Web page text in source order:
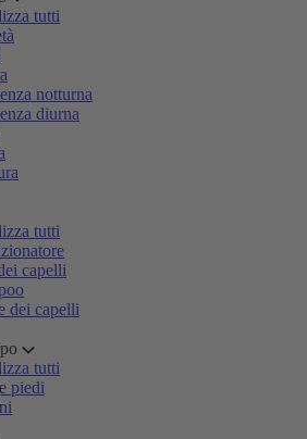
tutti
notturna
diurna
tutti
capelli
dei capelli
tutti
piedi